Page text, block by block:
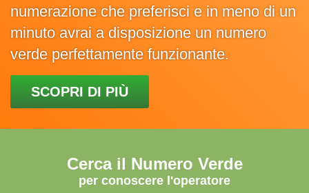
numerazione che preferisci e in meno di un
minuto avrai a disposizione un numero
verde perfettamente funzionante.
SCOPRI DI PIÙ
Cerca il Numero Verde
per conoscere l'operatore